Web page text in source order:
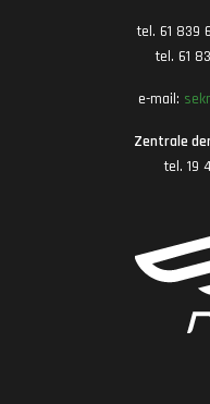
tel. 61 839
tel. 61
e-mail:
Zentrale
tel. 19